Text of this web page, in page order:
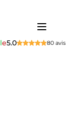
le5.0 80 avis